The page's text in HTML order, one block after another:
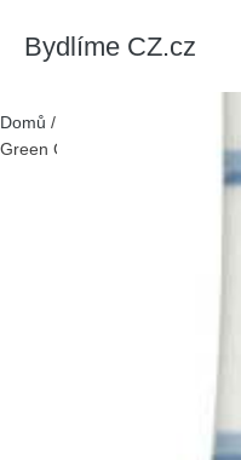
Bydlíme CZ.cz
Domů /
Green Gate Hannah